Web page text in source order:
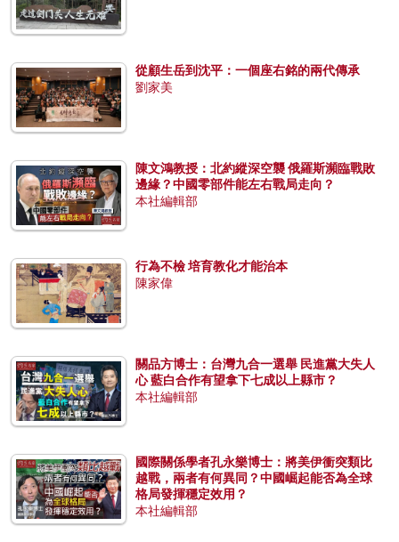
從顧生岳到沈平：一個座右銘的兩代傳承
劉家美
陳文鴻教授：北約縱深空襲 俄羅斯瀕臨戰敗
邊緣？中國零部件能左右戰局走向？
本社編輯部
行為不檢 培育教化才能治本
陳家偉
關品方博士：台灣九合一選舉 民進黨大失人
心 藍白合作有望拿下七成以上縣市？
本社編輯部
國際關係學者孔永樂博士：將美伊衝突類比
越戰，兩者有何異同？中國崛起能否為全球
格局發揮穩定效用？
本社編輯部